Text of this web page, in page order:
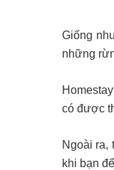
Giống
những
có được
Ngoài ra,
khi bạn